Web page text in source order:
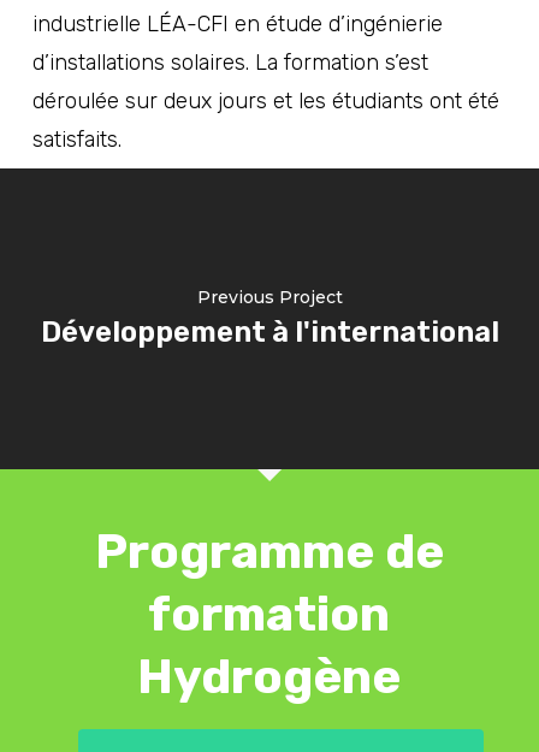
industrielle LÉA-CFI en étude d’ingénierie
d’installations solaires. La formation s’est
déroulée sur deux jours et les étudiants ont été
satisfaits.
Previous Project
Développement à l'international
Programme de
formation
Hydrogène